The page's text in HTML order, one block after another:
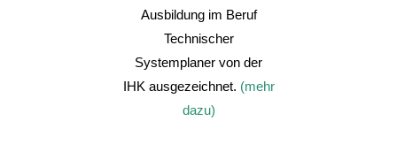
Ausbildung im Beruf
Technischer
Systemplaner von der
IHK ausgezeichnet. (mehr
dazu)